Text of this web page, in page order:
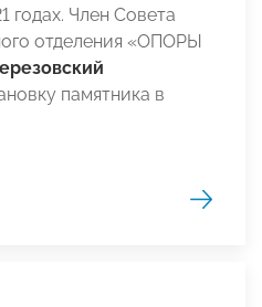
годах. Член Совета
отделения «ОПОРЫ
памятника в